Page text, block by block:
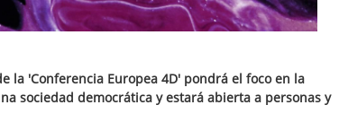
la 'Conferencia Europea 4D' pondrá el foco en la
sociedad democrática y estará abierta a personas y